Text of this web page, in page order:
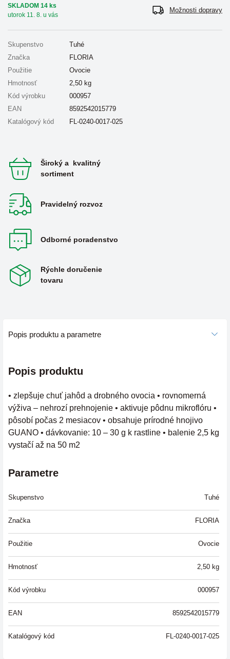
SKLADOM 14 ks
utorok 11. 8. u vás
Možnosti dopravy
Skupenstvo
Tuhé
Značka
FLORIA
Použitie
Ovocie
Hmotnosť
2,50 kg
Kód výrobku
000957
EAN
8592542015779
Katalógový kód
FL-0240-0017-025
Široký a kvalitný
sortiment
Pravidelný rozvoz
Odborné poradenstvo
Rýchle doručenie
tovaru
Popis produktu a parametre
Popis produktu
• zlepšuje chuť jahôd a drobného ovocia • rovnomerná
výživa – nehrozí prehnojenie • aktivuje pôdnu mikroflóru •
pôsobí počas 2 mesiacov • obsahuje prírodné hnojivo
GUANO • dávkovanie: 10 – 30 g k rastline • balenie 2,5 kg
vystačí až na 50 m2
Parametre
Skupenstvo Tuhé
Značka FLORIA
Použitie Ovocie
Hmotnosť 2,50 kg
Kód výrobku 000957
EAN 8592542015779
Katalógový kód FL-0240-0017-025